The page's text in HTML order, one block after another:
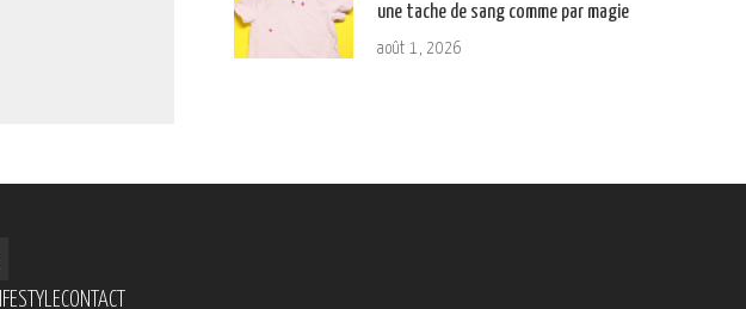
une tache de sang comme par magie
août 1, 2026
LIFESTYLECONTACT